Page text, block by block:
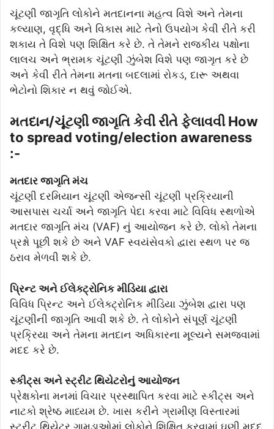
ચૂંટણી જાગૃતિ લોકોને મતદાનના મહત્વ વિશે અને તેમના
કલ્યાણ, વૃદ્ધિ અને વિકાસ માટે તેનો ઉપયોગ કેવી રીતે કરી
શકાય તે વિશે પણ શિક્ષિત કરે છે. તે તેમને રાજકીય પક્ષોના
લાલચ અને ભ્રામક ચૂંટણી ઝુંબેશ વિશે પણ જાગૃત કરે છે
અને કેવી રીતે તેમના મતના બદલામાં રોકડ, દારૂ અથવા
ભેટોનો શિકાર ન થવું જોઈએ.
મતદાન/ચૂંટણી જાગૃતિ કેવી રીતે ફેલાવવી How
to spread voting/election awareness
:-
મતદાર જાગૃતિ મંચ
ચૂંટણી દરમિયાન ચૂંટણી એજન્સી ચૂંટણી પ્રક્રિયાની
આસપાસ ચર્ચા અને જાગૃતિ પેદા કરવા માટે વિવિધ સ્થળોએ
મતદાર જાગૃતિ મંચ (VAF) નું આયોજન કરે છે. લોકો તેમના
પ્રશ્નો પૂછી શકે છે અને VAF સ્વયંસેવકો દ્વારા સ્થળ પર જ
ઠરાવ મેળવી શકે છે.
પ્રિન્ટ અને ઈલેક્ટ્રોનિક મીડિયા દ્વારા
વિવિધ પ્રિન્ટ અને ઈલેક્ટ્રોનિક મીડિયા ઝુંબેશ દ્વારા પણ
ચૂંટણીની જાગૃતિ આવી શકે છે. તે લોકોને સંપૂર્ણ ચૂંટણી
પ્રક્રિયા અને તેમના મતદાન અધિકારના મૂલ્યને સમજવામાં
મદદ કરે છે.
સ્કીટ્સ અને સ્ટ્રીટ થિયેટરોનું આયોજન
પ્રેક્ષકોના મનમાં વિચાર પ્રસ્થાપિત કરવા માટે સ્કીટ્સ અને
નાટકો શ્રેષ્ઠ માધ્યમ છે. ખાસ કરીને ગ્રામીણ વિસ્તારમાં